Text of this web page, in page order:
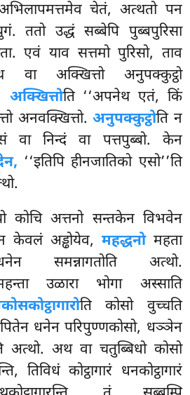
चेतं, अत्थतो पन
ततो उद्धं सब्बेपि पुब्बपुरिसा
एवं याव सत्तमो पुरिसो, ताव
वा अक्खित्तो अनुपक्कुट्ठो
अक्खित्तोति ‘‘अपनेथ एतं, किं
अनवक्खित्तो.अनुपक्कुट्ठोति न
वा निन्दं वा पत्तपुब्बो. केन
‘‘इतिपि हीनजातिको एसो’’ति
कोचि अत्तनो सन्तकेन विभवेन
केवलं अड्ढोयेव, महद्धनोमहता
समन्नागतोति अत्थो.
उळारा भोगा अस्साति
ति कोसो वुच्चति
धनेन परिपुण्णकोसो, धञ्ञेन
अत्थो. अथ वा चतुब्बिधो कोसो
तिविधं कोट्ठागारं धनकोट्ठागारं